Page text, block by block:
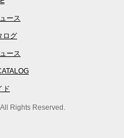
ース
ログ
ース
ド
Rights Reserved.